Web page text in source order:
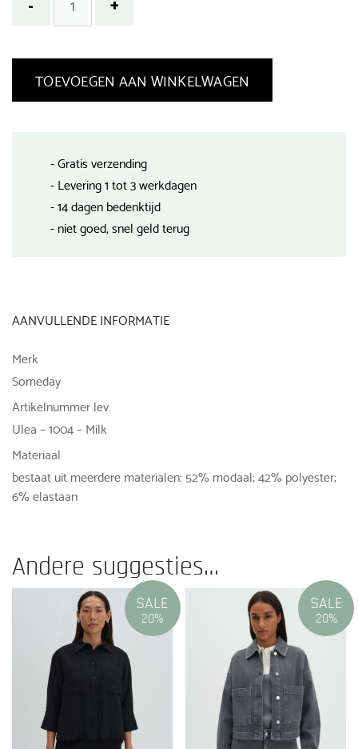
TOEVOEGEN AAN WINKELWAGEN
- Gratis verzending
- Levering 1 tot 3 werkdagen
- 14 dagen bedenktijd
- niet goed, snel geld terug
AANVULLENDE INFORMATIE
Merk
Someday
Artikelnummer lev.
Ulea – 1004 – Milk
Materiaal
bestaat uit meerdere materialen: 52% modaal; 42% polyester;
6% elastaan
Andere suggesties…
SALE
20%
SALE
20%